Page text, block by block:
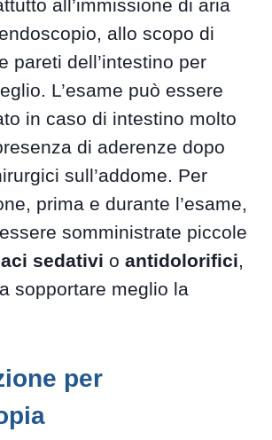
all’immissione di aria
allo scopo di
pareti dell’intestino per
L’esame può essere
in caso di intestino molto
di aderenze dopo
sull’addome. Per
prima e durante l’esame,
somministrate piccole
sedativi oantidolorifici,
sopportare meglio la
per